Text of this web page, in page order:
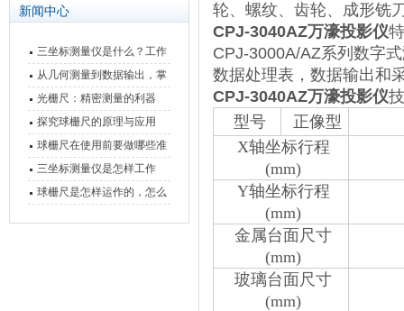
新闻中心
三坐标测量仪是什么？工作
原理、分类与核心功能一次
讲清
从几何测量到数据输出，掌
握万濠影像测量仪的六大核
心能力
光栅尺：精密测量的利器
探究球栅尺的原理与应用
球栅尺在使用前要做哪些准
备工作？
三坐标测量仪是怎样工作
的，功能有什么优势？
球栅尺是怎样运作的，怎么
轮、螺纹、齿轮、成形铣
CPJ-3040AZ万濠投影仪
CPJ-3000A/AZ系列数字
数据处理表，数据输出和
CPJ-3040AZ万濠投影仪
型号
正像型
X轴坐标行程
(mm)
Y轴坐标行程
(mm)
金属台面尺寸
(mm)
玻璃台面尺寸
(mm)